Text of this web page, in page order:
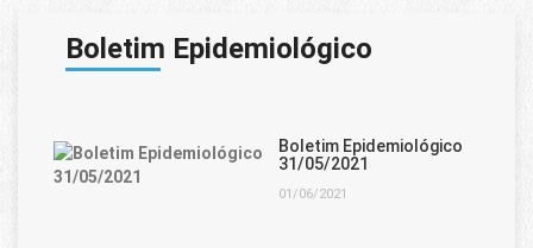
Boletim Epidemiológico
Boletim Epidemiológico
31/05/2021
01/06/2021